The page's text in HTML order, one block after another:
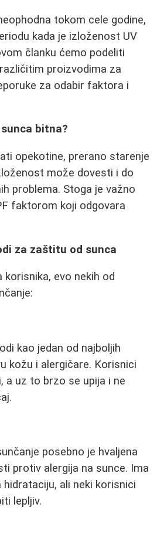
tokom cele godine,
kada je izloženost UV
članku ćemo podeliti
proizvodima za
za odabir faktora i
bitna?
opekotine, prerano starenje
može dovesti i do
problema. Stoga je važno
faktorom koji odgovara
za zaštitu od sunca
evo nekih od
kao jedan od najboljih
kožu i alergičare. Korisnici
a uz to brzo se upija i ne
posebno je hvaljena
protiv alergija na sunce. Ima
ali neki korisnici
lepljiv.